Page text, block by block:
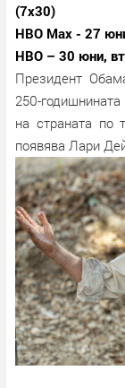
(7х30)
HBO Max - 27
HBO – 30 юни,
Президент
250-
на страната по
появява Лари